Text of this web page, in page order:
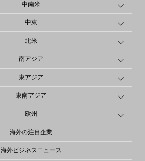
中南米
中東
北米
南アジア
東アジア
東南アジア
欧州
海外の注目企業
海外ビジネスニュース